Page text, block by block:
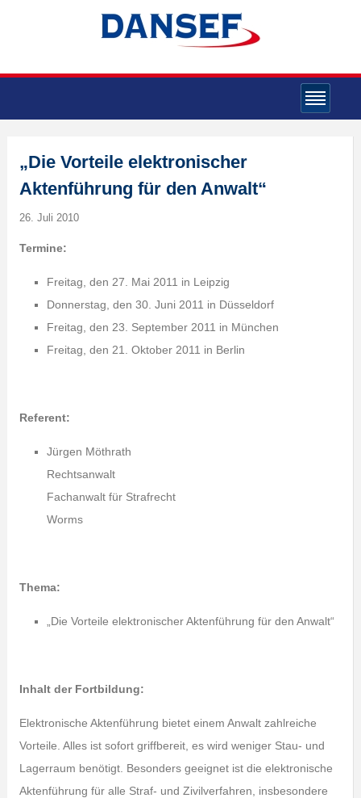
„Die Vorteile elektronischer
Aktenführung für den Anwalt“
26. Juli 2010
Termine:
Freitag, den 27. Mai 2011 in Leipzig
Donnerstag, den 30. Juni 2011 in Düsseldorf
Freitag, den 23. September 2011 in München
Freitag, den 21. Oktober 2011 in Berlin
Referent:
Jürgen Möthrath
Rechtsanwalt
Fachanwalt für Strafrecht
Worms
Thema:
„Die Vorteile elektronischer Aktenführung für den Anwalt“
Inhalt der Fortbildung:
Elektronische Aktenführung bietet einem Anwalt zahlreiche
Vorteile. Alles ist sofort griffbereit, es wird weniger Stau- und
Lagerraum benötigt. Besonders geeignet ist die elektronische
Aktenführung für alle Straf- und Zivilverfahren, insbesondere